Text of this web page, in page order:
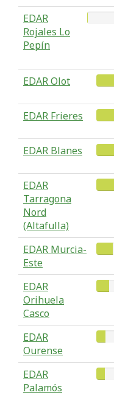
EDAR
Rojales Lo
Pepín
EDAR Olot
EDAR Frieres
EDAR Blanes
EDAR
Tarragona
Nord
(Altafulla)
EDAR Murcia-
Este
EDAR
Orihuela
Casco
EDAR
Ourense
EDAR
Palamós